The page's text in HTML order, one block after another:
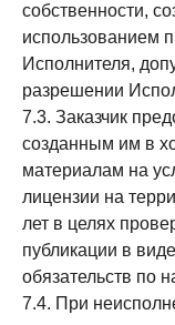
собственности,
использованием
Исполнителя,
разрешении
7.3. Заказчик
созданным им в
материалам на
лицензии на
лет в целях
публикации в
обязательств по
7.4. При